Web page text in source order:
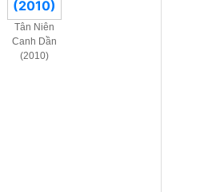
Tân Niên
Canh Dần
(2010)